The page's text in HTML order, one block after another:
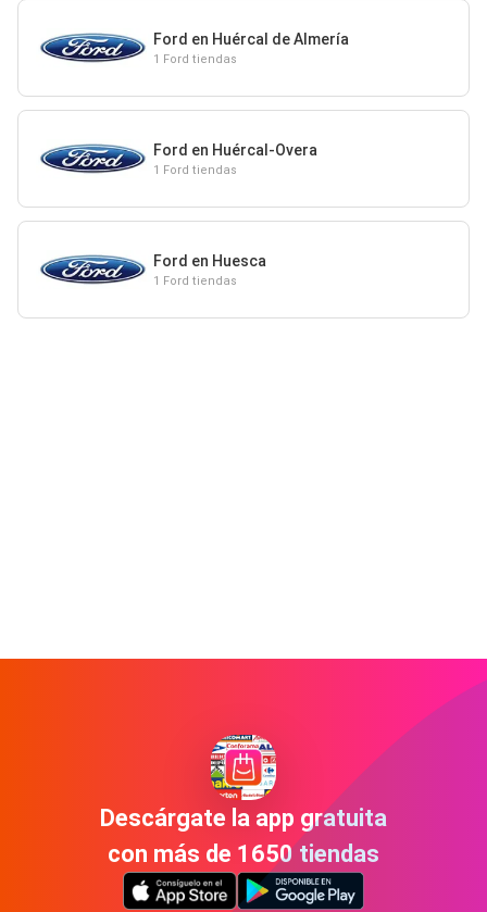
Ford en Huércal de Almería
1 Ford tiendas
Ford en Huércal-Overa
1 Ford tiendas
Ford en Huesca
1 Ford tiendas
Descárgate la app gratuita
con más de 1650 tiendas